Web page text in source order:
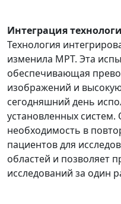
Интеграция
Технология
изменила МРТ. Эта
обеспечивающая
изображений и
сегодняшний день
установленных систем.
необходимость в
пациентов для
областей и позволяет
исследований за один